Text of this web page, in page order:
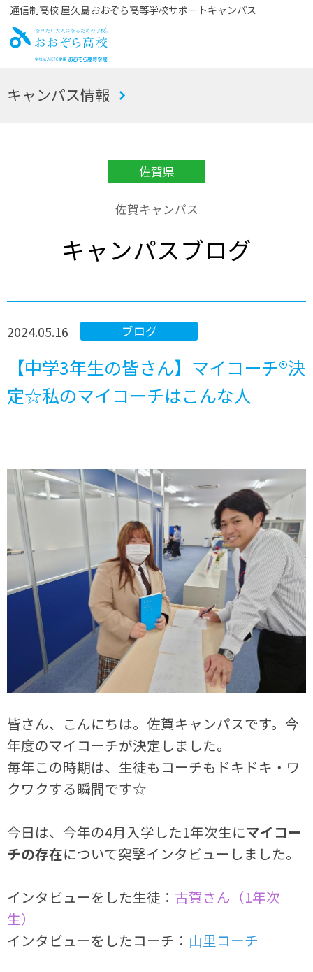
通信制高校 屋久島おおぞら高等学校サポートキャンパス
お
キャンパス情報
佐賀県
佐賀キャンパス
キャンパスブログ
ブログ
2024.05.16
【中学3年生の皆さん】マイコーチ®決
定☆私のマイコーチはこんな人
皆さん、こんにちは。佐賀キャンパスです。今
年度のマイコーチが決定しました。
毎年この時期は、生徒もコーチもドキドキ・ワ
クワクする瞬間です☆
今日は、今年の4月入学した1年次生にマイコー
チの存在について突撃インタビューしました。
インタビューをした生徒： 古賀さん（1年次
生）
インタビューをしたコーチ： 山里コーチ